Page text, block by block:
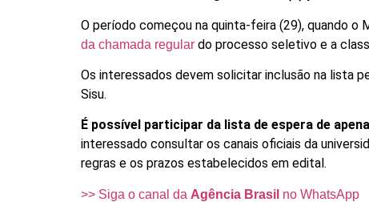
O período começou na quinta-feira (29), quando o
da chamada regular do processo seletivo e a
Os interessados devem solicitar inclusão na lista
Sisu.
É possível participar da lista de espera de
interessado consultar os canais oficiais da
regras e os prazos estabelecidos em edital.
>> Siga o canal da Agência Brasil no WhatsApp